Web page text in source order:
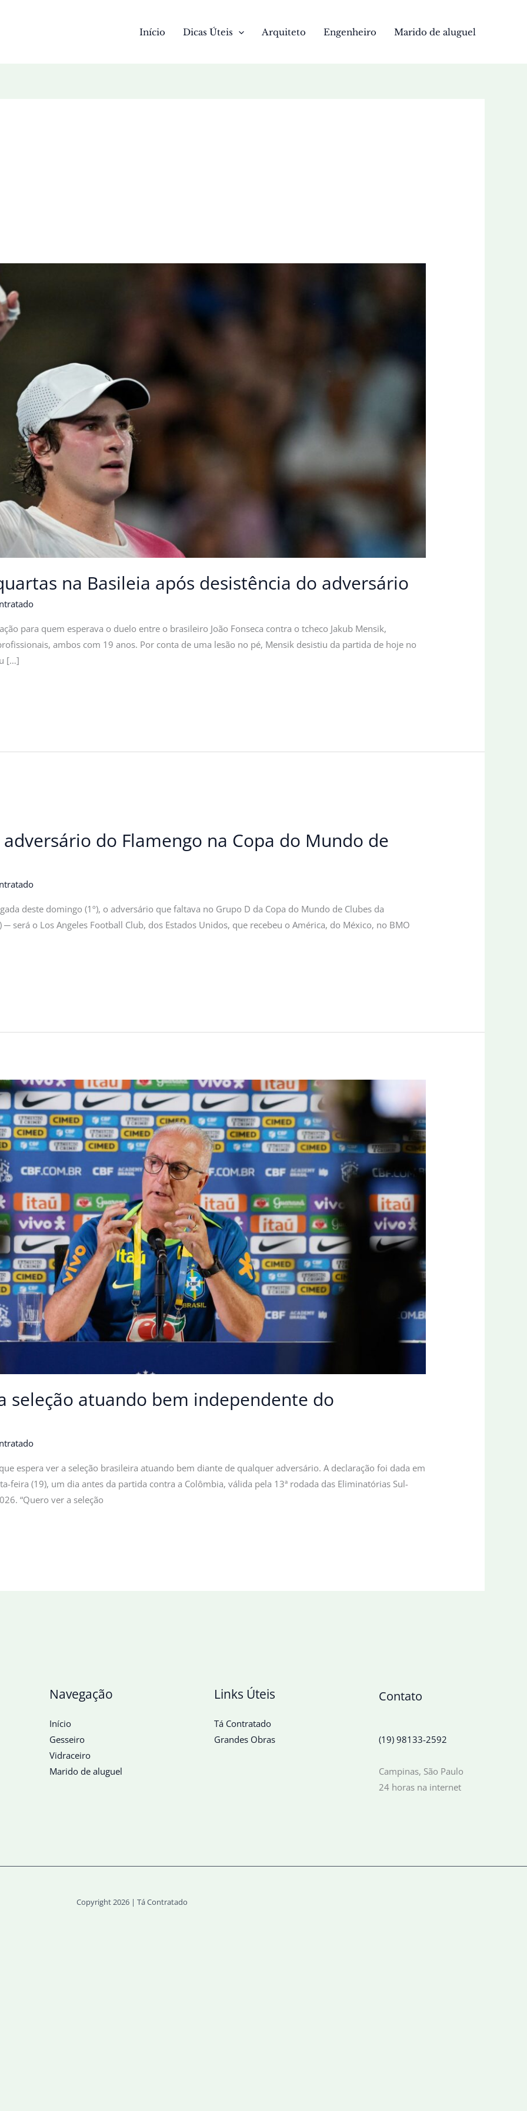
Início Dicas Úteis Arquiteto Engenheiro Marido de aluguel
na Basileia após desistência do adversário
para quem esperava o duelo entre o brasileiro João Fonseca contra o tcheco Jakub Mensik,
ambos com 19 anos. Por conta de uma lesão no pé, Mensik desistiu da partida de hoje no
[…]
adversário do Flamengo na Copa do Mundo de
deste domingo (1º), o adversário que faltava no Grupo D da Copa do Mundo de Clubes da
será o Los Angeles Football Club, dos Estados Unidos, que recebeu o América, do México, no BMO
seleção atuando bem independente do
espera ver a seleção brasileira atuando bem diante de qualquer adversário. A declaração foi dada em
feira (19), um dia antes da partida contra a Colômbia, válida pela 13ª rodada das Eliminatórias Sul-
“Quero ver a seleção
Navegação
Início
Gesseiro
Vidraceiro
Marido de aluguel
Links Úteis
Tá Contratado
Grandes Obras
Contato
(19) 98133-2592
Campinas, São Paulo
24 horas na internet
Copyright 2026 | Tá Contratado